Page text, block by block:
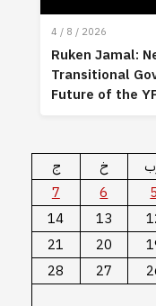
4 / 8 / 2026
Ruken Jamal:
Transitional
Future of the
خ
ج
5
6
7
13
14
20
21
27
28